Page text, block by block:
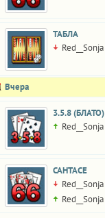
ТАБЛА
Red__Sonja
Вчера
3.5.8 (БЛАТО)
Red__Sonja
САНТАСЕ
Red__Sonja
Red__Sonja